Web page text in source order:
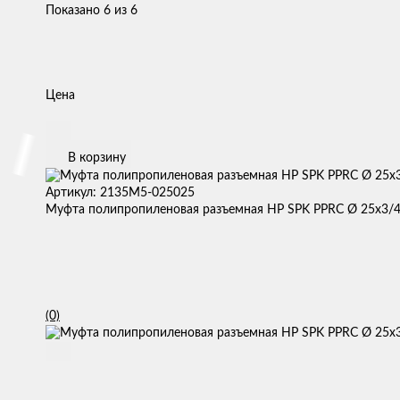
Показано 6 из 6
Цена
В корзину
Артикул: 2135M5-025025
Муфта полипропиленовая разъемная НР SPK PPRC Ø 25х3/
(0)